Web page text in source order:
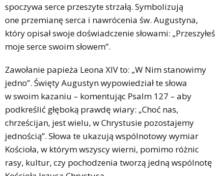
spoczywa serce przeszyte strzałą. Symbolizują
one przemianę serca i nawrócenia św. Augustyna,
który opisał swoje doświadczenie słowami: „Przeszyłeś
moje serce swoim słowem”.
Zawołanie papieża Leona XIV to: „W Nim stanowimy
jedno”. Święty Augustyn wypowiedział te słowa
w swoim kazaniu – komentując Psalm 127 – aby
podkreślić głęboką prawdę wiary: „Choć nas,
chrześcijan, jest wielu, w Chrystusie pozostajemy
jednością”. Słowa te ukazują wspólnotowy wymiar
Kościoła, w którym wszyscy wierni, pomimo różnic
rasy, kultur, czy pochodzenia tworzą jedną wspólnotę